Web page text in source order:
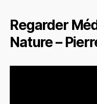
Regarder
Nature –